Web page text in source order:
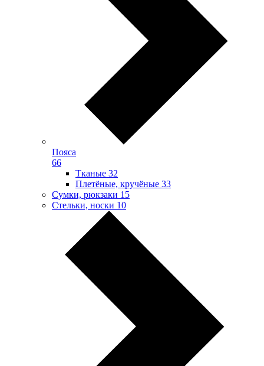
Пояса
66
Тканые 32
Плетёные, кручёные 33
Сумки, рюкзаки 15
Стельки, носки 10